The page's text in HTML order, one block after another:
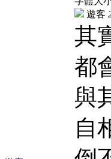
遊客
其
都
與
自